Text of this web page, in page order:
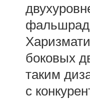
боковых
таким
с